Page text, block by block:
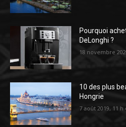
Pourquoi
DeLonghi ?
18 novembre
10 des plus
Hongrie
7 août 2019, 11 h